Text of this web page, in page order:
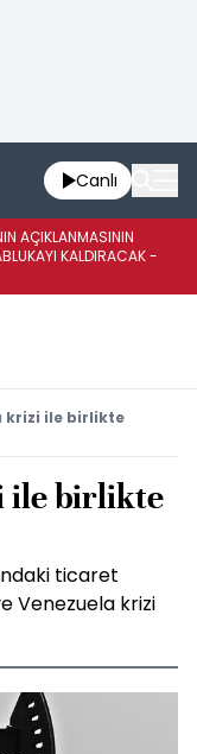
Canlı
AÇIKLANMASININ
KALDIRACAK -
krizi ile birlikte
ile birlikte
ticaret
Venezuela krizi